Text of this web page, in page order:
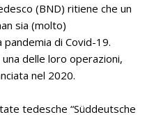
(BND) ritiene che un
sia (molto)
pandemia di Covid-19.
delle loro operazioni,
nel 2020.
tedesche “Süddeutsche